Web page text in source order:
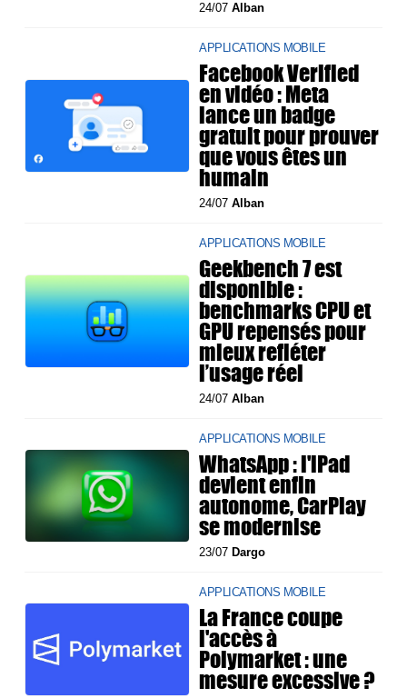
24/07Alban
APPLICATIONS MOBILE
Facebook Verified
en vidéo : Meta
lance un badge
gratuit pour prouver
que vous êtes un
humain
24/07Alban
APPLICATIONS MOBILE
Geekbench 7 est
disponible :
benchmarks CPU et
GPU repensés pour
mieux refléter
l’usage réel
24/07Alban
APPLICATIONS MOBILE
WhatsApp : l'iPad
devient enfin
autonome, CarPlay
se modernise
23/07 Dargo
APPLICATIONS MOBILE
La France coupe
l'accès à
Polymarket : une
mesure excessive ?